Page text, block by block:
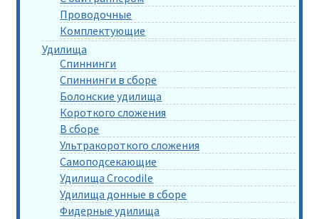
Проводочные
Комплектующие
Удилища
Спиннинги
Спиннинги в сборе
Болонские удилища
Короткого сложения
В сборе
Ультракороткого сложения
Самоподсекающие
Удилища Crocodile
Удилища донные в сборе
Фидерные удилища